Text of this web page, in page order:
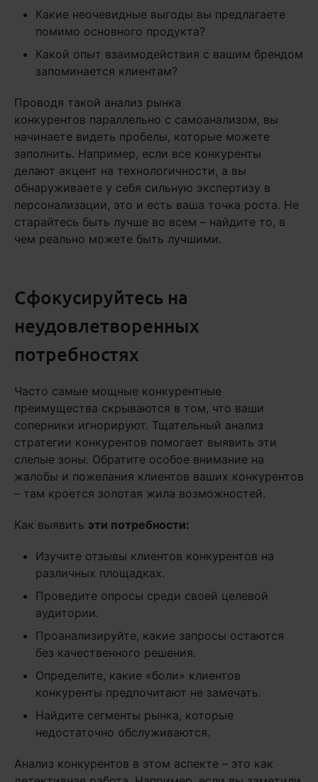
Какие неочевидные выгоды вы предлагаете
помимо основного продукта?
Какой опыт взаимодействия с вашим брендом
запоминается клиентам?
Проводя такой анализ рынка
конкурентов параллельно с самоанализом, вы
начинаете видеть пробелы, которые можете
заполнить. Например, если все конкуренты
делают акцент на технологичности, а вы
обнаруживаете у себя сильную экспертизу в
персонализации, это и есть ваша точка роста. Не
старайтесь быть лучше во всем – найдите то, в
чем реально можете быть лучшими.
Сфокусируйтесь на
неудовлетворенных
потребностях
Часто самые мощные конкурентные
преимущества скрываются в том, что ваши
соперники игнорируют. Тщательный анализ
стратегии конкурентов помогает выявить эти
слепые зоны. Обратите особое внимание на
жалобы и пожелания клиентов ваших конкурентов
– там кроется золотая жила возможностей.
Как выявить эти потребности:
Изучите отзывы клиентов конкурентов на
различных площадках.
Проведите опросы среди своей целевой
аудитории.
Проанализируйте, какие запросы остаются
без качественного решения.
Определите, какие «боли» клиентов
конкуренты предпочитают не замечать.
Найдите сегменты рынка, которые
недостаточно обслуживаются.
Анализ конкурентов в этом аспекте – это как